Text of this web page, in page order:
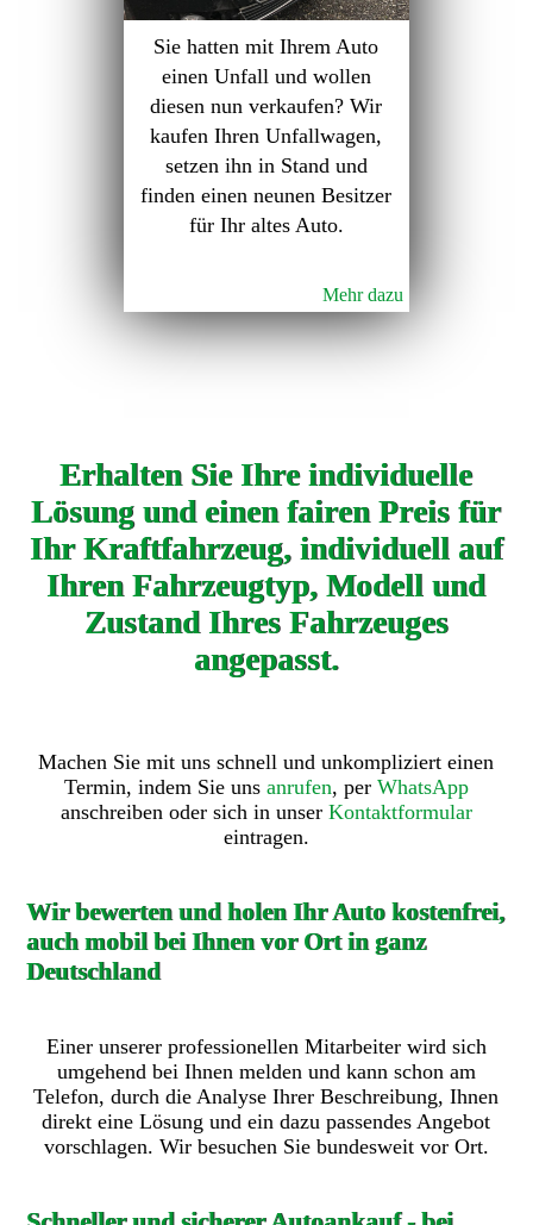
Sie hatten mit Ihrem Auto
einen Unfall und wollen
diesen nun verkaufen? Wir
kaufen Ihren Unfallwagen,
setzen ihn in Stand und
finden einen neunen Besitzer
für Ihr altes Auto.
Mehr dazu
Erhalten Sie Ihre individuelle
Lösung und einen fairen Preis für
Ihr Kraftfahrzeug, individuell auf
Ihren Fahrzeugtyp, Modell und
Zustand Ihres Fahrzeuges
angepasst.
Machen Sie mit uns schnell und unkompliziert einen
Termin, indem Sie uns anrufen, per WhatsApp
anschreiben oder sich in unser Kontaktformular
eintragen.
Wir bewerten und holen Ihr Auto kostenfrei,
auch mobil bei Ihnen vor Ort in ganz
Deutschland
Einer unserer professionellen Mitarbeiter wird sich
umgehend bei Ihnen melden und kann schon am
Telefon, durch die Analyse Ihrer Beschreibung, Ihnen
direkt eine Lösung und ein dazu passendes Angebot
vorschlagen. Wir besuchen Sie bundesweit vor Ort.